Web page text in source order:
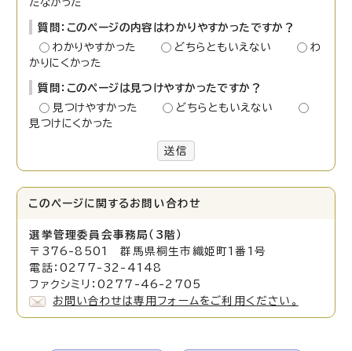
たなかった
質問：このページの内容はわかりやすかったですか？
わかりやすかった
どちらともいえない
わ
かりにくかった
質問：このページは見つけやすかったですか？
見つけやすかった
どちらともいえない
見つけにくかった
送信
このページに関する お問い合わせ
選挙管理委員会事務局（3階）
〒376-8501 群馬県桐生市織姫町1番1号
電話：0277-32-4148
ファクシミリ：0277-46-2705
お問い合わせは専用フォームをご利用ください。